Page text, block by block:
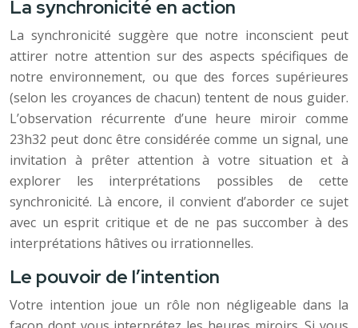
La synchronicité en action
La synchronicité suggère que notre inconscient peut
attirer notre attention sur des aspects spécifiques de
notre environnement, ou que des forces supérieures
(selon les croyances de chacun) tentent de nous guider.
L’observation récurrente d’une heure miroir comme
23h32 peut donc être considérée comme un signal, une
invitation à prêter attention à votre situation et à
explorer les interprétations possibles de cette
synchronicité. Là encore, il convient d’aborder ce sujet
avec un esprit critique et de ne pas succomber à des
interprétations hâtives ou irrationnelles.
Le pouvoir de l’intention
Votre intention joue un rôle non négligeable dans la